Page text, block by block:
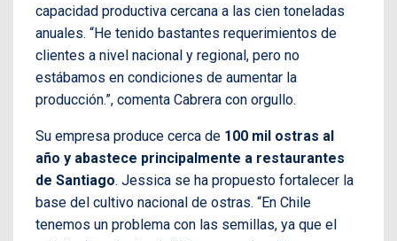
capacidad productiva cercana a las cien toneladas
anuales. “He tenido bastantes requerimientos de
clientes a nivel nacional y regional, pero no
estábamos en condiciones de aumentar la
producción.”, comenta Cabrera con orgullo.
Su empresa produce cerca de 100 mil ostras al
año y abastece principalmente a restaurantes
de Santiago. Jessica se ha propuesto fortalecer la
base del cultivo nacional de ostras. “En Chile
tenemos un problema con las semillas, ya que el